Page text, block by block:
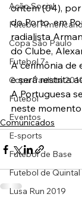
Ação Social
Futebol
Copa São Paulo
Futebol 7
Copa Paulista
Futebol
Eventos
E-sports
Futebol de Base
Futebol de Quintal
Lusa Run 2019
ontem (04), por
do Porto, em
radialista
do Clube,
A cerimônia de
e será restrita
A Portuguesa
neste
Comunicados